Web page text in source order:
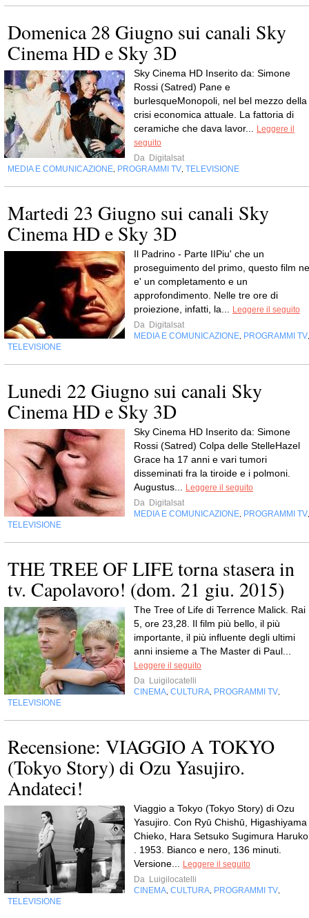
Domenica 28 Giugno sui canali Sky
Cinema HD e Sky 3D
Sky Cinema HD Inserito da: Simone
Rossi (Satred) Pane e
burlesqueMonopoli, nel bel mezzo della
crisi economica attuale. La fattoria di
ceramiche che dava lavor...
Leggere il
seguito
Da Digitalsat
MEDIA E COMUNICAZIONE PROGRAMMI TV TELEVISIONE
Martedi 23 Giugno sui canali Sky
Cinema HD e Sky 3D
Il Padrino - Parte IIPiu' che un
proseguimento del primo, questo film ne
e' un completamento e un
approfondimento. Nelle tre ore di
proiezione, infatti, la...
Leggere il seguito
Da Digitalsat
MEDIA E COMUNICAZIONE PROGRAMMI TV
TELEVISIONE
Lunedi 22 Giugno sui canali Sky
Cinema HD e Sky 3D
Sky Cinema HD Inserito da: Simone
Rossi (Satred) Colpa delle StelleHazel
Grace ha 17 anni e vari tumori
disseminati fra la tiroide e i polmoni.
Augustus...
Leggere il seguito
Da Digitalsat
MEDIA E COMUNICAZIONE PROGRAMMI TV
TELEVISIONE
THE TREE OF LIFE torna stasera in
tv. Capolavoro! (dom. 21 giu. 2015)
The Tree of Life di Terrence Malick. Rai
5, ore 23,28. Il film più bello, il più
importante, il più influente degli ultimi
anni insieme a The Master di Paul...
Leggere il seguito
Da Luigilocatelli
CINEMA CULTURA PROGRAMMI TV
TELEVISIONE
Recensione: VIAGGIO A TOKYO
(Tokyo Story) di Ozu Yasujiro.
Andateci!
Viaggio a Tokyo (Tokyo Story) di Ozu
Yasujiro. Con Ryū Chishū, Higashiyama
Chieko, Hara Setsuko Sugimura Haruko
. 1953. Bianco e nero, 136 minuti.
Versione...
Leggere il seguito
Da Luigilocatelli
CINEMA CULTURA PROGRAMMI TV
TELEVISIONE